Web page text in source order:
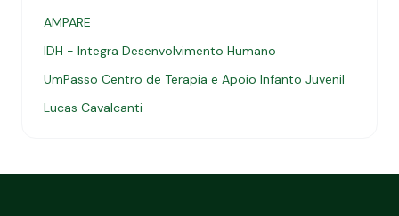
AMPARE
IDH - Integra Desenvolvimento Humano
UmPasso Centro de Terapia e Apoio Infanto Juvenil
Lucas Cavalcanti